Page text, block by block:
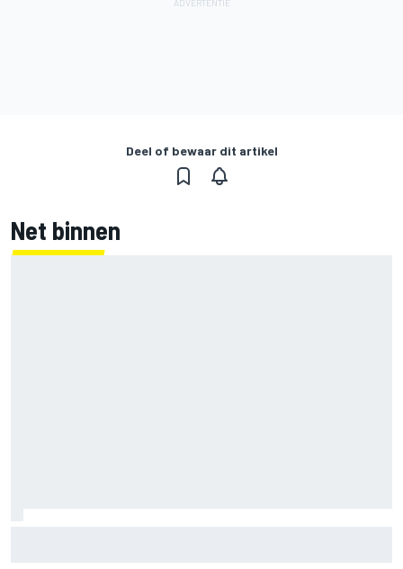
Deel of bewaar dit artikel
Net binnen